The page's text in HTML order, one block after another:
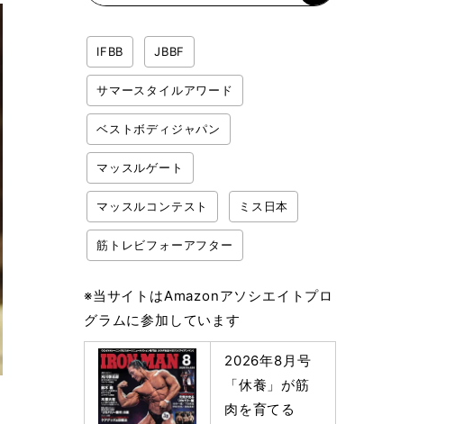
IFBB JBBF
サマースタイルアワード
ベストボディジャパン
マッスルゲート
マッスルコンテスト ミス日本
筋トレビフォーアフター
※当サイトはAmazonアソシエイトプロ
グラムに参加しています
2026年8月号
「休養」が筋
肉を育てる